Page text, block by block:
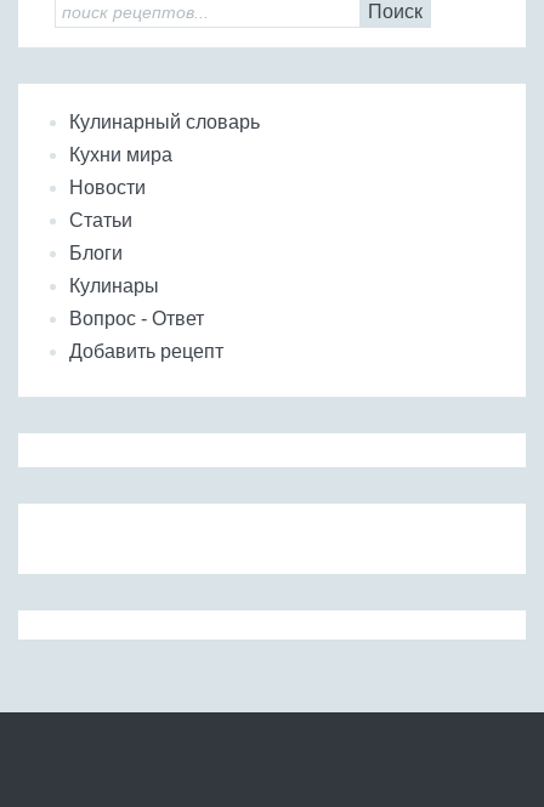
Поиск
Кулинарный словарь
Кухни мира
Новости
Статьи
Блоги
Кулинары
Вопрос - Ответ
Добавить рецепт